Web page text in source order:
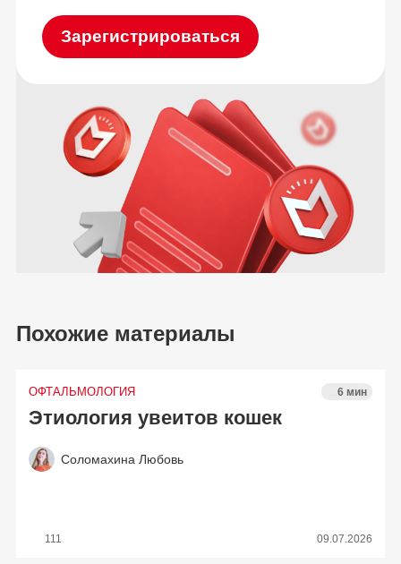
Зарегистрироваться
Похожие материалы
ОФТАЛЬМОЛОГИЯ 6 мин
Этиология увеитов кошек
Соломахина Любовь
111 09.07.2026